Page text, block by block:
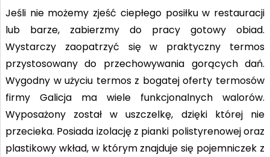
Jeśli nie możemy zjeść ciepłego posiłku w restauracji
lub barze, zabierzmy do pracy gotowy obiad.
Wystarczy zaopatrzyć się w praktyczny termos
przystosowany do przechowywania gorących dań.
Wygodny w użyciu termos z bogatej oferty termosów
firmy Galicja ma wiele funkcjonalnych walorów.
Wyposażony został w uszczelkę, dzięki której nie
przecieka. Posiada izolację z pianki polistyrenowej oraz
plastikowy wkład, w którym znajduje się pojemniczek z